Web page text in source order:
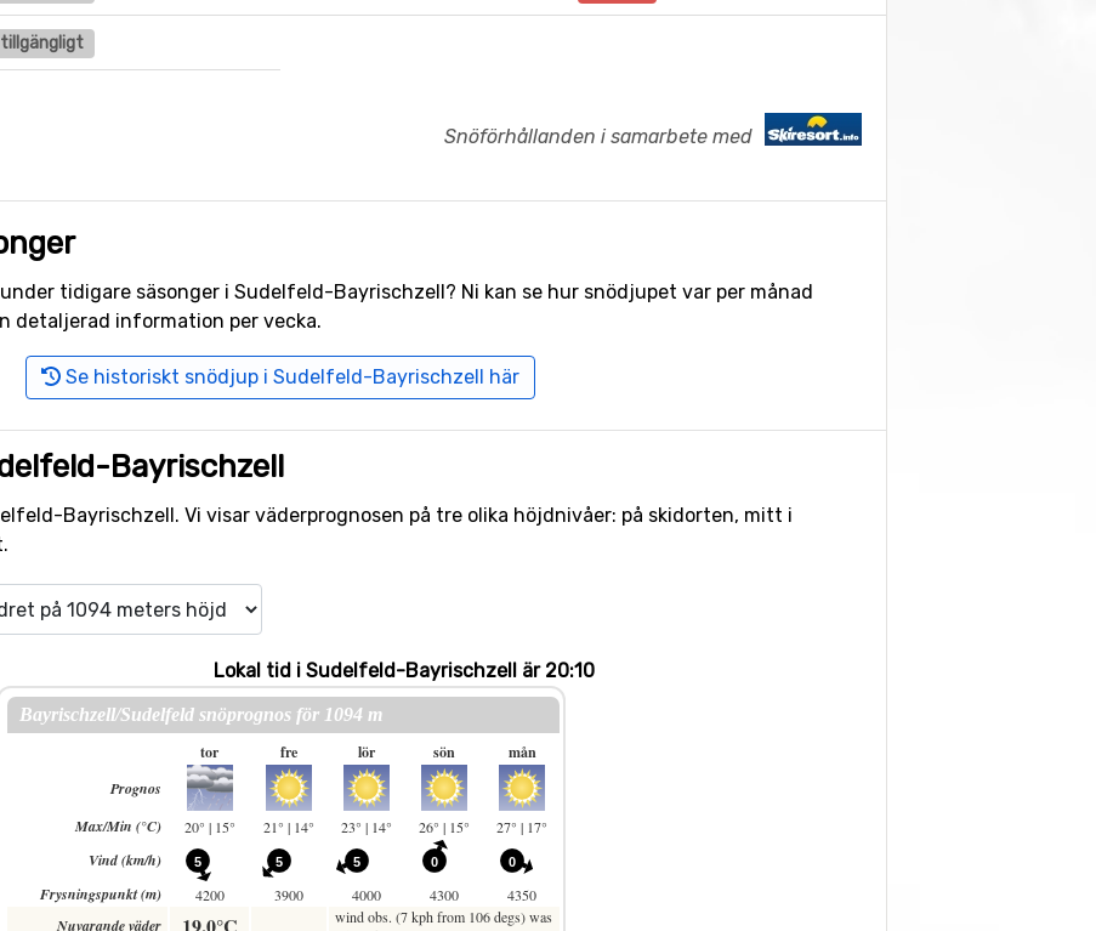
tillgängligt
Snöförhållanden i samarbete med
tidigare säsonger i Sudelfeld-Bayrischzell? Ni kan se hur snödjupet var per månad
detaljerad information per vecka.
Se historiskt snödjup i Sudelfeld-Bayrischzell här
Bayrischzell
Bayrischzell. Vi visar väderprognosen på tre olika höjdnivåer: på skidorten, mitt i
Lokal tid i Sudelfeld-Bayrischzell är 20:10